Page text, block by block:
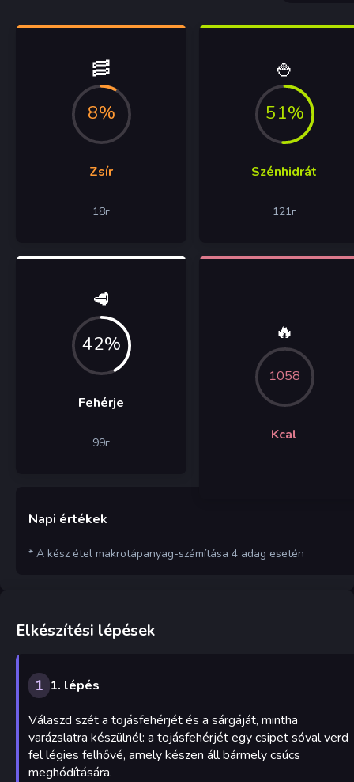
🥓
8%
Zsír
18г
🍚
51%
Szénhidrát
121г
🥩
42%
Fehérje
99г
🔥
1058
Kcal
Napi értékek
* A kész étel makrotápanyag-számítása 4 adag esetén
Elkészítési lépések
1 1. lépés
Válaszd szét a tojásfehérjét és a sárgáját, mintha
varázslatra készülnél: a tojásfehérjét egy csipet sóval verd
fel légies felhővé, amely készen áll bármely csúcs
meghódítására.